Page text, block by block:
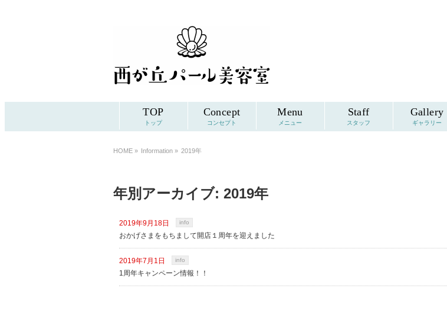
TOP
トップ
Concept
コンセプト
Menu
メニュー
Staff
スタッフ
Gallery
ギャラリー
HOME » Information » 2019年
年別アーカイブ: 2019年
2019年9月18日 info
おかげさまをもちまして開店１周年を迎えました
2019年7月1日 info
1周年キャンペーン情報！！